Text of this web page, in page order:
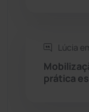
Lúcia
prática